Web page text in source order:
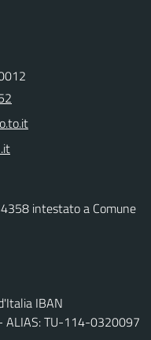
intestato a Comune
IBAN
TU-114-0320097